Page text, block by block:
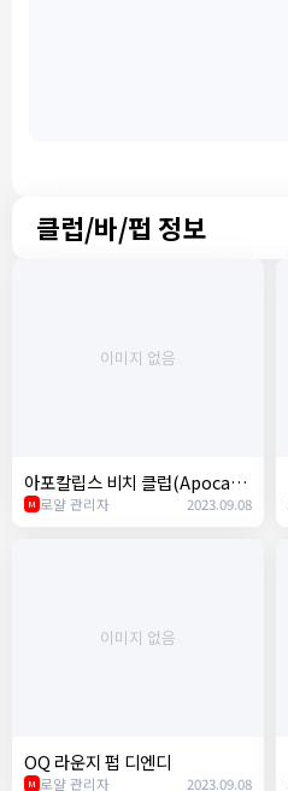
클럽/바/펍 정보
이미지 없음
아포칼립스 비치 클럽(Apocaly
pse Beach Club)
M 로얄 관리자 2023.09.08
이미지 없음
OQ 라운지 펍 디엔디
M 로얄 관리자 2023.09.08